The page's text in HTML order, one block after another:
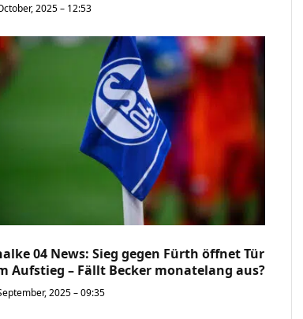
2025 – 12:53
04 News: Sieg gegen Fürth öffnet Tür
Aufstieg – Fällt Becker monatelang aus?
2025 – 09:35